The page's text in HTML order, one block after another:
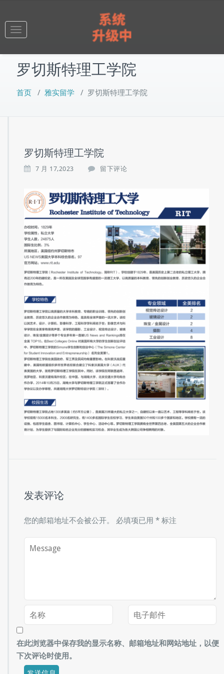
Toggle
罗切斯特理工学院
首页 / 雅实留学 / 罗切斯特理工学院
罗切斯特理工学院
7 月 17,2023 留下评论
发表评论
您的邮箱地址不会被公开。 必填项已用 * 标注
在此浏览器中保存我的显示名称、邮箱地址和网站地址，以便
下次评论时使用。